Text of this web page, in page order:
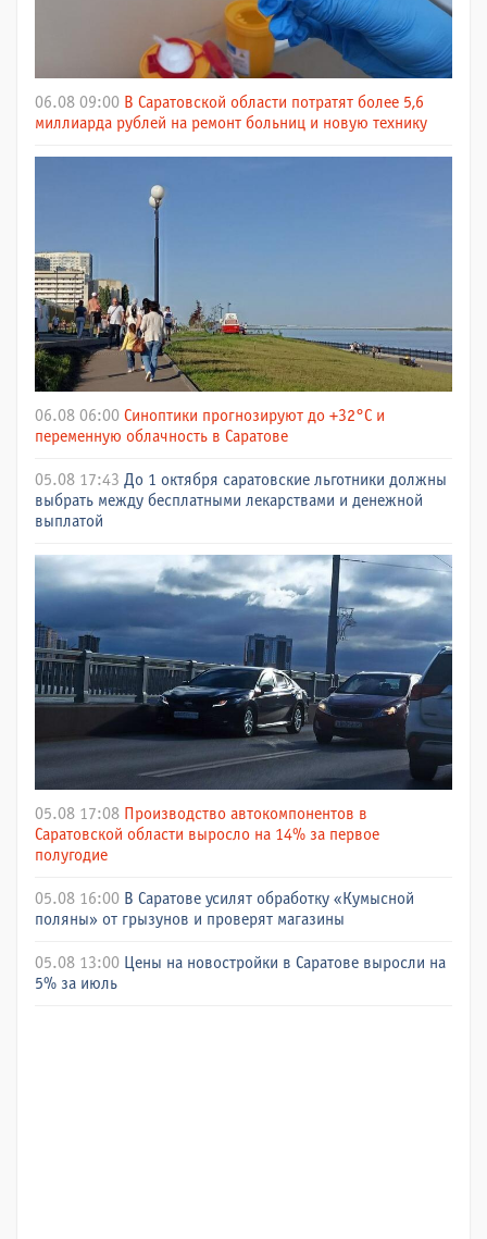
06.08 09:00 В Саратовской области потратят более 5,6
миллиарда рублей на ремонт больниц и новую технику
06.08 06:00 Синоптики прогнозируют до +32°C и
переменную облачность в Саратове
05.08 17:43 До 1 октября саратовские льготники должны
выбрать между бесплатными лекарствами и денежной
выплатой
05.08 17:08 Производство автокомпонентов в
Саратовской области выросло на 14% за первое
полугодие
05.08 16:00 В Саратове усилят обработку «Кумысной
поляны» от грызунов и проверят магазины
05.08 13:00 Цены на новостройки в Саратове выросли на
5% за июль